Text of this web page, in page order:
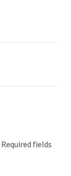
Required fields